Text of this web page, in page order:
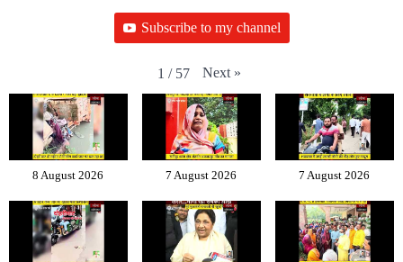
Subscribe to my channel
1 / 57 Next »
8 August 2026 7 August 2026 7 August 2026